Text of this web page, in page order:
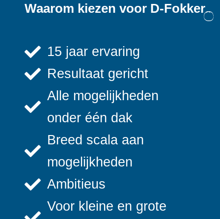
Waarom kiezen voor D-Fokker
15 jaar ervaring
Resultaat gericht
Alle mogelijkheden
onder één dak
Breed scala aan
mogelijkheden
Ambitieus
Voor kleine en grote